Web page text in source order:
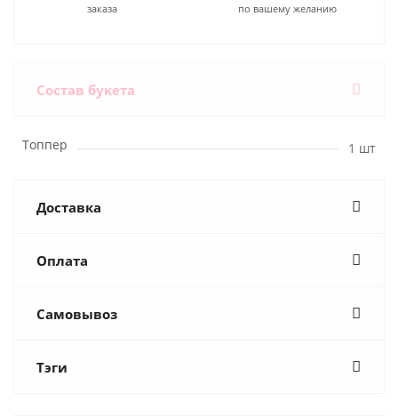
заказа
по вашему желанию
Состав букета
Топпер 1 шт
Доставка
Оплата
Самовывоз
Тэги